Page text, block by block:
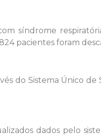
síndrome
pacientes foram
do Sistema Único
dados pelo